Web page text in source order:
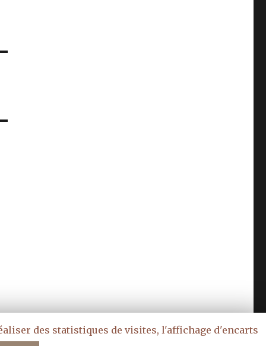
des statistiques de visites, l'affichage d'encarts